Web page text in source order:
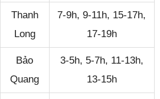
Thanh
Long
7-9h, 9-11h, 15-17h,
17-19h
Bảo
Quang
3-5h, 5-7h, 11-13h,
13-15h